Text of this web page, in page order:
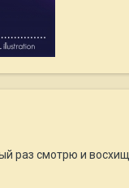
смотрю и